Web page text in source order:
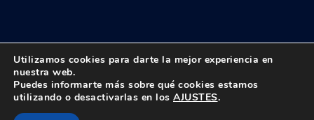
© Copyright 2018 - 2026 UPTA | Todos los derechos reservados
|Política de privacidad|Aviso Legal
Utilizamos cookies para darte la mejor experiencia en
nuestra web.
Puedes informarte más sobre qué cookies estamos
utilizando o desactivarlas en los AJUSTES.